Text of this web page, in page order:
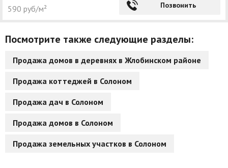
590 руб/м² Позвонить
Посмотрите также следующие разделы:
Продажа домов в деревнях в Жлобинском районе
Продажа коттеджей в Солоном
Продажа дач в Солоном
Продажа домов в Солоном
Продажа земельных участков в Солоном